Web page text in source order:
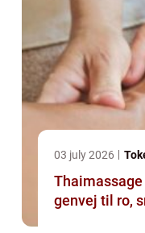
03 july 2026
Thaimassage
genvej til ro,